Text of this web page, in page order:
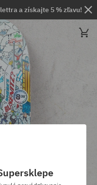
a získajte 5 % zľavu!